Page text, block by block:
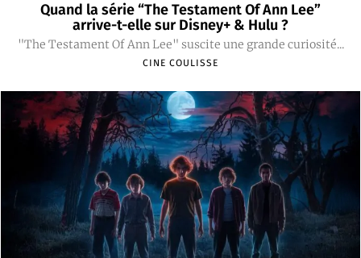
Quand la série “The Testament Of Ann Lee”
arrive-t-elle sur Disney+ & Hulu ?
"The Testament Of Ann Lee" suscite une grande curiosité...
CINE COULISSE